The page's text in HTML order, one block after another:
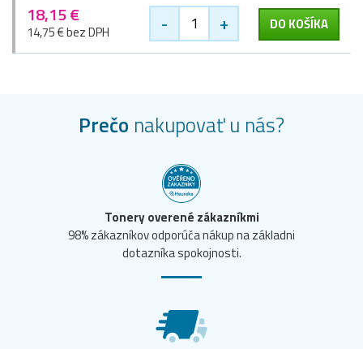
18,15 €
14,75 € bez DPH - + DO KOŠÍKA
Prečo nakupovať u nás?
Tonery overené zákazníkmi
98% zákazníkov odporúča nákup na základni
dotazníka spokojnosti.